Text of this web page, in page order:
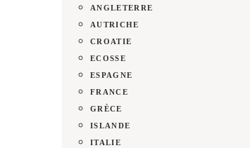
ANGLETERRE
AUTRICHE
CROATIE
ECOSSE
ESPAGNE
FRANCE
GRÈCE
ISLANDE
ITALIE